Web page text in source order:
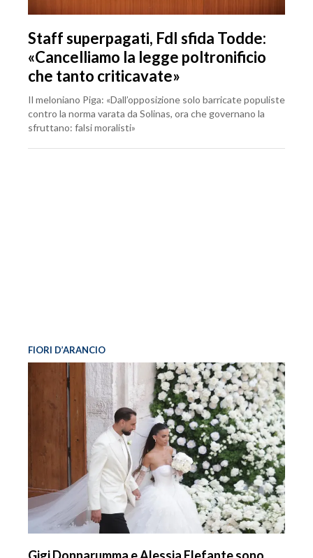
Staff superpagati, FdI sfida Todde:
«Cancelliamo la legge poltronificio
che tanto criticavate»
Il meloniano Piga: «Dall’opposizione solo barricate populiste
contro la norma varata da Solinas, ora che governano la
sfruttano: falsi moralisti»
FIORI D’ARANCIO